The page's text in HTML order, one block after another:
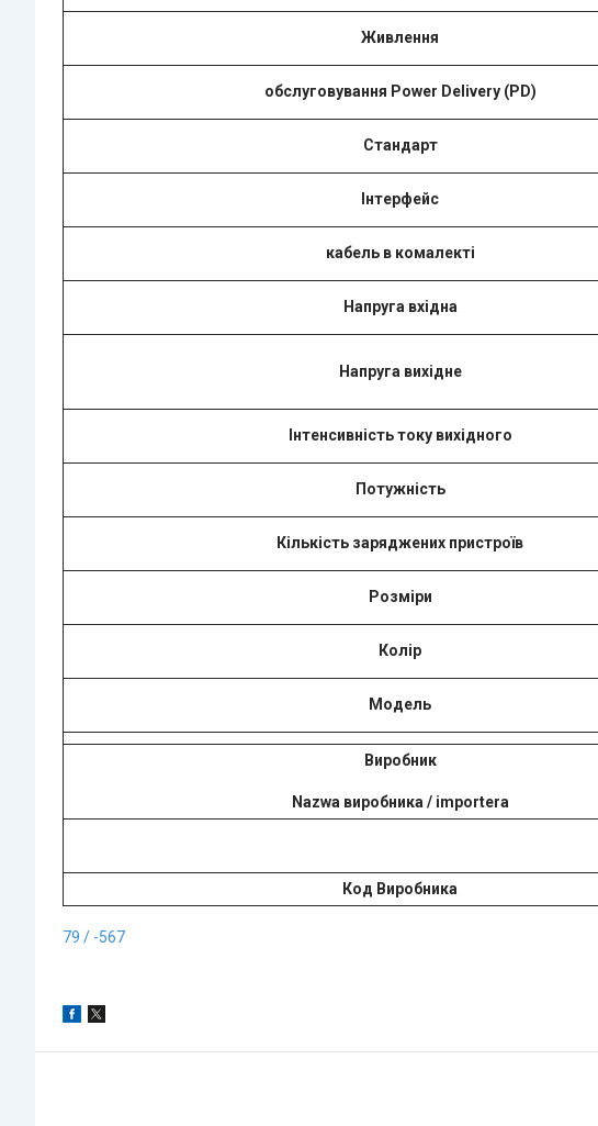
Живлення
обслуговування Power Delivery (PD)
Стандарт
Інтерфейс
кабель в комалекті
Напруга вхідна
Напруга вихідне
Інтенсивність току вихідного
Потужність
Кількість заряджених пристроїв
Розміри
Колір
Модель
Виробник
Nazwa виробника / importera
Код Виробника
79 / -567